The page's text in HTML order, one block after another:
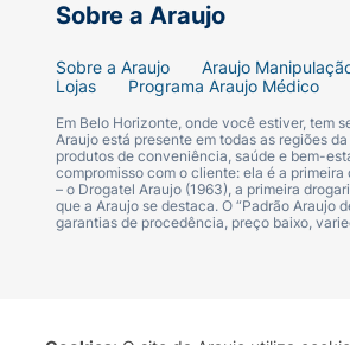
Sobre a Araujo
Sobre a Araujo Araujo
Lojas
Programa Araujo Médico
Em Belo Horizonte, onde você estiver, tem
Araujo está presente em todas as regiões
produtos de conveniência, saúde e bem-
compromisso com o cliente: ela é a
– o Drogatel Araujo (1963), a primeira
que a Araujo se destaca. O “Padrão Araujo
garantias de procedência, preço baixo,